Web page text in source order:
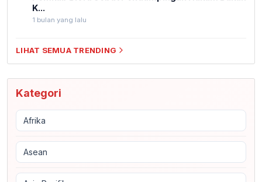
K...
1 bulan yang lalu
LIHAT SEMUA TRENDING
Kategori
Afrika
Asean